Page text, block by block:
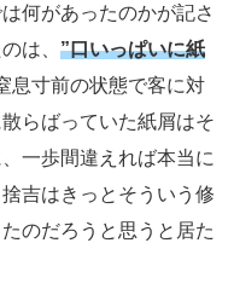
何があったのかが記さ
は、 ”口いっぱいに紙
息寸前の状態で客に対
らばっていた紙屑はそ
一歩間違えれば本当に
吉はきっとそういう修
のだろうと思うと居た